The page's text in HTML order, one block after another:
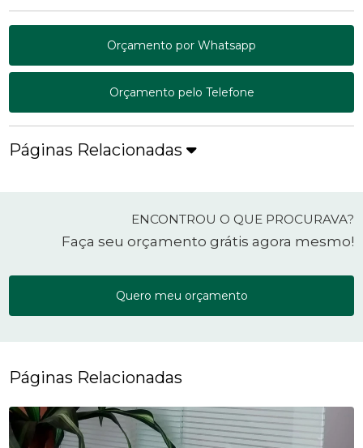
Orçamento por Whatsapp
Orçamento pelo Telefone
Páginas Relacionadas
ENCONTROU O QUE PROCURAVA?
Faça seu orçamento grátis agora mesmo!
Quero meu orçamento
Páginas Relacionadas